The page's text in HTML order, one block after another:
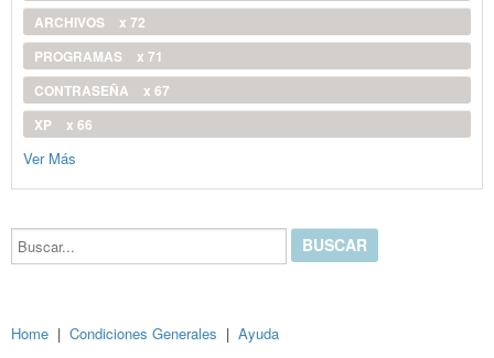
ARCHIVOS
x 72
PROGRAMAS
x 71
CONTRASEÑA
x 67
XP
x 66
Ver Más
Buscar...
Home | Condiciones Generales | Ayuda